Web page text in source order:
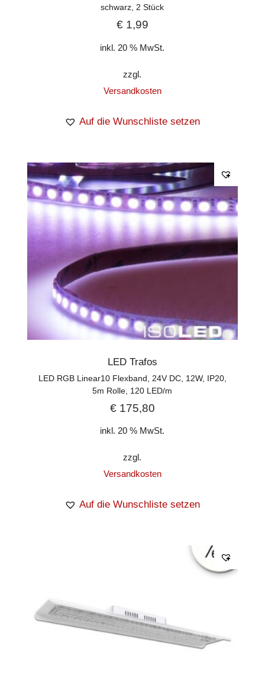
schwarz, 2 Stück
€1,99
inkl. 20 % MwSt.
zzgl.
Versandkosten
Auf die Wunschliste setzen
LED Trafos
LED RGB Linear10 Flexband, 24V DC, 12W, IP20,
5m Rolle, 120 LED/m
€175,80
inkl. 20 % MwSt.
zzgl.
Versandkosten
Auf die Wunschliste setzen